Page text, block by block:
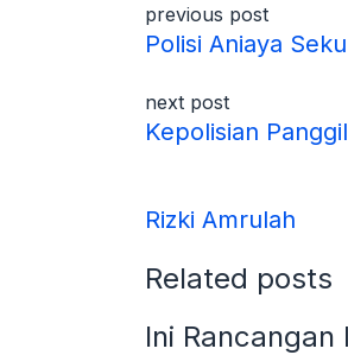
previous post
Polisi Aniaya
next post
Kepolisian
Rizki Amrulah
Related posts
Ini Rancangan